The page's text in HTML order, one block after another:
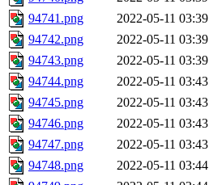
94741.png
2022-05-11 03:39
94742.png
2022-05-11 03:39
94743.png
2022-05-11 03:39
94744.png
2022-05-11 03:43
94745.png
2022-05-11 03:43
94746.png
2022-05-11 03:43
94747.png
2022-05-11 03:43
94748.png
2022-05-11 03:44